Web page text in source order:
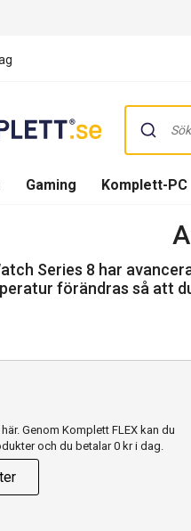
Gaming Komplett-PC
Series 8 har
förändras så att
Genom Komplett FLEX kan du
och du betalar 0 kr i dag.